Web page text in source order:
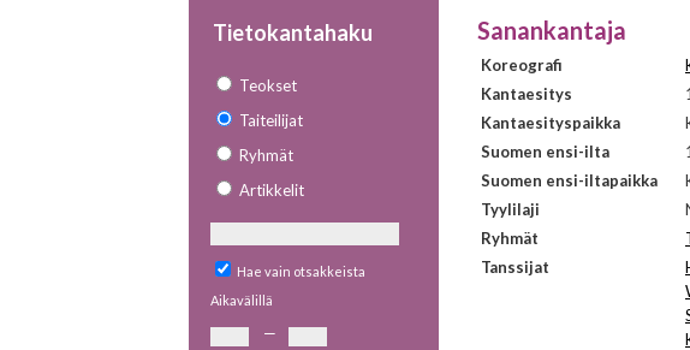
Tietokantahaku
Teokset
Taiteilijat
Ryhmät
Artikkelit
Hae vain otsakkeista
Aikavälillä
—
Sanankantaja
Koreografi
Kantaesitys
Kantaesityspaikka
Suomen ensi-ilta
Suomen ensi-iltapaikka
Tyylilaji
Ryhmät
Tanssijat